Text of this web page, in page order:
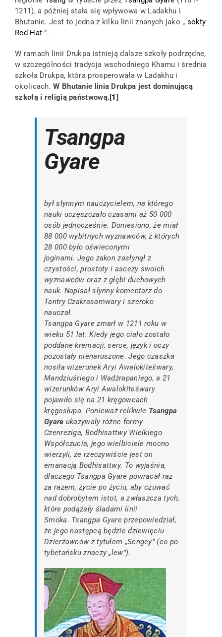
1211), a później stała się wpływowa w Ladakhu i
Bhutanie. Jest to jedna z kilku linii znanych jako „ sekty
Red Hat ”.
W ramach linii Drukpa istnieją dalsze szkoły podrzędne,
w szczególności tradycja wschodniego Khamu i średnia
szkoła Drukpa, która prosperowała w Ladakhu i
okolicach.W Bhutanie linia Drukpa jest dominującą
szkołą i religią państwową.[1 ]
Tsangpa
Gyare
był słynnym nauczycielem, na którego
nauki uczęszczało czasami aż 50 000
osób jednocześnie. Doniesiono, że miał
88 000 wybitnych wyznawców, z których
28 000 było oświeconymi
joginami. Jego zakon zasłynął z
czystości, prostoty i ascezy swoich
wyznawców oraz z głębi duchowych
nauk. Napisał słynny komentarz do
Tantry Czakrasamwary i szeroko
nauczał.
Tsangpa Gyare zmarł w 1211 roku w
wieku 51 lat. Kiedy jego ciało zostało
poddane kremacji, serce, język i oczy
pozostały nienaruszone. Jego czaszka
nosiła wizerunek Aryi Awalokiteśwary,
Mandziuśriego i Wadżrapaniego, a 21
wizerunków Aryi Awalokiteśwary
pojawiło się na 21 kręgowcach
kręgosłupa. Ponieważ relikwie Tsangpa
Gyare ukazywały różne formy
Czenreziga, Bodhisattwy Wielkiego
Współczucia, jego wielbiciele mocno
wierzyli, że rzeczywiście jest on
emanacją Bodhisattwy. To wyjaśnia,
dlaczego Tsangpa Gyare powracał raz
za razem, życie po życiu, aby czuwać
nad dobrobytem istot, a zwłaszcza tych,
które podążały śladami linii
Smoka. Tsangpa Gyare przepowiedział,
że jego następcą będzie dziewięciu
Dzierżawców z tytułem „Sengey” (co po
tybetańsku znaczy „lew”).